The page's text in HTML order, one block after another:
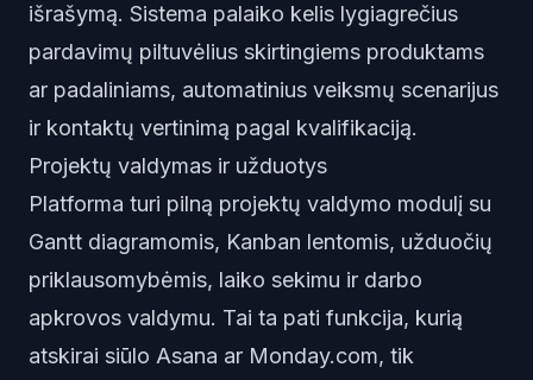
išrašymą. Sistema palaiko kelis lygiagrečius
pardavimų piltuvėlius skirtingiems produktams
ar padaliniams, automatinius veiksmų scenarijus
ir kontaktų vertinimą pagal kvalifikaciją.
Projektų valdymas ir užduotys
Platforma turi pilną projektų valdymo modulį su
Gantt diagramomis, Kanban lentomis, užduočių
priklausomybėmis, laiko sekimu ir darbo
apkrovos valdymu. Tai ta pati funkcija, kurią
atskirai siūlo Asana ar Monday.com, tik